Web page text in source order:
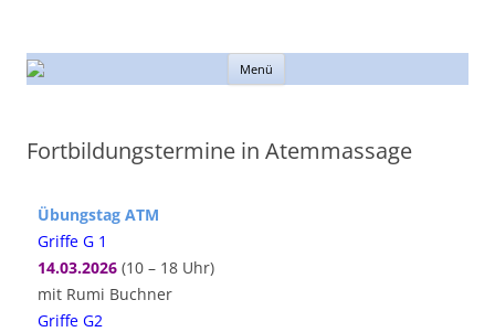
Menü Zum
springen
Fortbildungstermine in Atemmassage
Übungstag ATM
Griffe G 1
14.03.2026 (10 – 18 Uhr)
mit Rumi Buchner
Griffe G2